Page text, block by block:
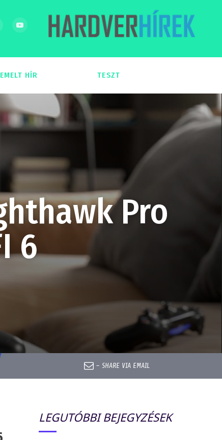
HÍR TESZT
Pro
6
– SHARE VIA EMAIL
LEGUTÓBBI BEJEGYZÉSEK